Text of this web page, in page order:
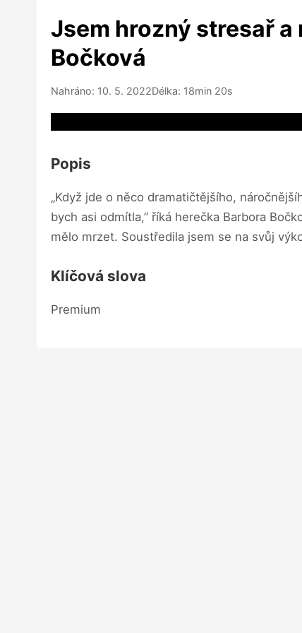
Jsem hrozný stresař
Bočková
Nahráno: 10. 5. 2022Délka: 18min 20s
Popis
„Když jde o něco dramatičtějšího,
bych asi odmítla,” říká herečka Barbora
mělo mrzet. Soustředila jsem se na svůj
Klíčová slova
Premium